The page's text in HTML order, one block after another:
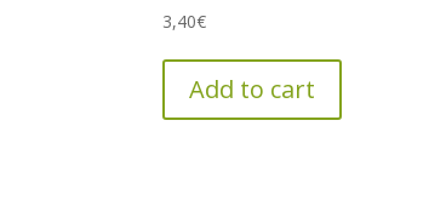
3,40€
Add to cart